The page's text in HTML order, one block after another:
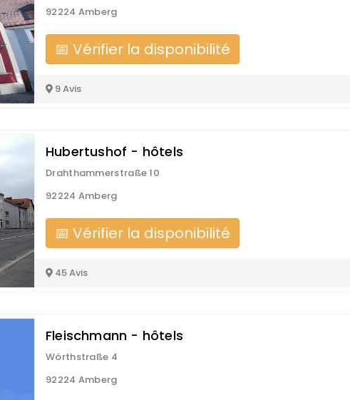
92224 Amberg
📅 Vérifier la disponibilité
9 Avis
Hubertushof - hôtels
Drahthammerstraße 10
92224 Amberg
📅 Vérifier la disponibilité
45 Avis
Fleischmann - hôtels
Wörthstraße 4
92224 Amberg